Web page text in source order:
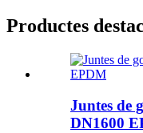
Productes
Juntes de
DN1600